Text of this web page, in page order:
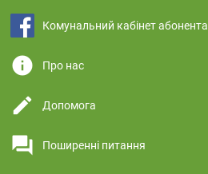
Комунальний кабінет абонента
info Про нас
edit Допомога
question_answer Поширенні питання